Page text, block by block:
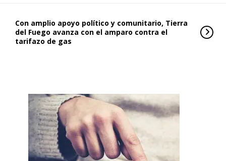
Con amplio apoyo político y comunitario, Tierra
del Fuego avanza con el amparo contra el
tarifazo de gas